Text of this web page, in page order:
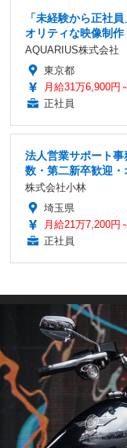
「未経験から正社
オリティな映像制作
AQUARIUS株式会社
東京都
月給31万6,900円
正社員
法人営業サポート
数・第二新卒歓迎
株式会社小林
埼玉県
月給21万7,200円
正社員